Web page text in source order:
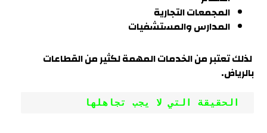
المجمعات التجارية
المدارس والمستشفيات
لذلك تعتبر من الخدمات المهمة لكثير من القطاعات
بالرياض.
الحقيقة التي لا يجب تجاهلها